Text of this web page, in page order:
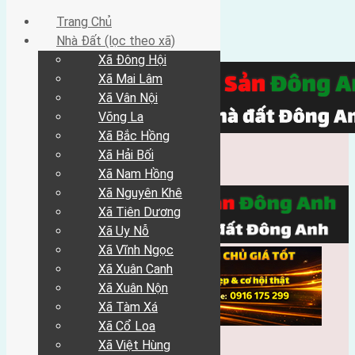
Trang Chủ
Trang Chủ
Nhà Đất (lọc theo xã)
Xã Đông Hội
Xã Mai Lâm
Xã Vân Nội
Võng La
Xã Bắc Hồng
Xã Hải Bối
Xã Nam Hồng
Xã Nguyên Khê
Xã Tiên Dương
Xã Uy Nỗ
Xã Vĩnh Ngọc
Xã Xuân Canh
Xã Xuân Nộn
Xã Tàm Xá
Xã Cổ Loa
Xã Việt Hùng